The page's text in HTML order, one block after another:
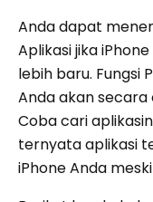
Anda dapat
Aplikasi jika
lebih baru. Fungsi
Anda akan
Coba cari
ternyata aplikasi
iPhone Anda